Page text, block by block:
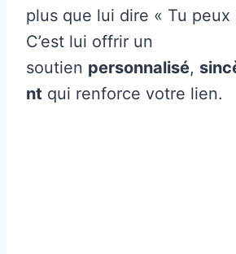
plus que lui dire « Tu peux
C’est lui offrir un
soutien personnalisé,
nt qui renforce votre lien.